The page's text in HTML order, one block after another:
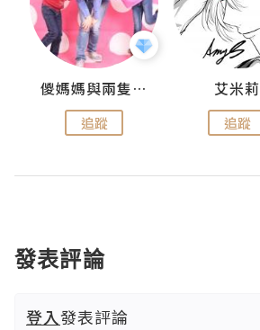
儍媽媽與兩隻小魔怪之家
追蹤
艾米莉
追蹤
發表評論
登入發表評論